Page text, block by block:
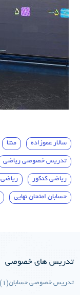
سالار عموزاده منتا
تدریس خصوصی ریاضی
ریاضی کنکور ریاضی 3
حسابان امتحان نهایی
تدریس های خصوصی
تدریس خصوصی حسابان(1)